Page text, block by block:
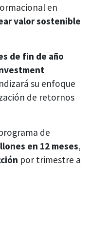
en
valor sostenible
de fin de año
su enfoque
de retornos
de
en 12 meses,
por trimestre a